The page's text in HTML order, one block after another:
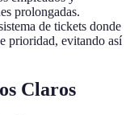
prolongadas.
de tickets donde
prioridad, evitando así
Claros